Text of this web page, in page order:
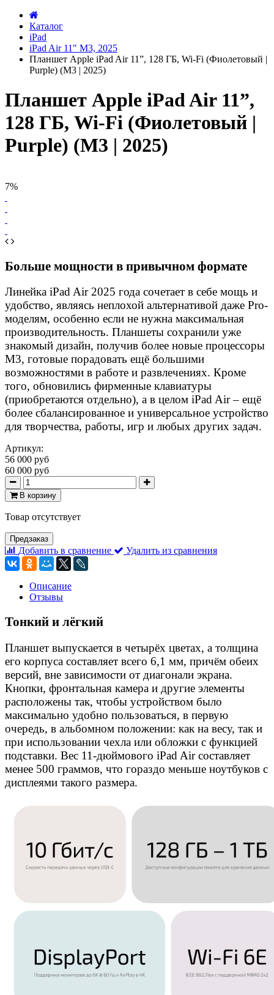
Каталог
iPad
iPad Air 11" M3, 2025
Планшет Apple iPad Air 11”, 128 ГБ, Wi-Fi (Фиолетовый |
Purple) (M3 | 2025)
Планшет Apple iPad Air 11”,
128 ГБ, Wi-Fi (Фиолетовый |
Purple) (M3 | 2025)
7%
Больше мощности в привычном формате
Линейка iPad Air 2025 года сочетает в себе мощь и
удобство, являясь неплохой альтернативой даже Pro-
моделям, особенно если не нужна максимальная
производительность. Планшеты сохранили уже
знакомый дизайн, получив более новые процессоры
M3, готовые порадовать ещё большими
возможностями в работе и развлечениях. Кроме
того, обновились фирменные клавиатуры
(приобретаются отдельно), а в целом iPad Air – ещё
более сбалансированное и универсальное устройство
для творчества, работы, игр и любых других задач.
Артикул:
56 000 руб
60 000 руб
В корзину
Товар отсутствует
Предзаказ
Добавить в сравнение Удалить из сравнения
Описание
Отзывы
Тонкий и лёгкий
Планшет выпускается в четырёх цветах, а толщина
его корпуса составляет всего 6,1 мм, причём обеих
версий, вне зависимости от диагонали экрана.
Кнопки, фронтальная камера и другие элементы
расположены так, чтобы устройством было
максимально удобно пользоваться, в первую
очередь, в альбомном положении: как на весу, так и
при использовании чехла или обложки с функцией
подставки. Вес 11-дюймового iPad Air составляет
менее 500 граммов, что гораздо меньше ноутбуков с
дисплеями такого размера.